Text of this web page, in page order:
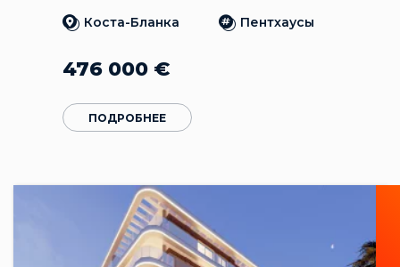
Коста-Бланка Пентхаусы
476 000 €
ПОДРОБНЕЕ